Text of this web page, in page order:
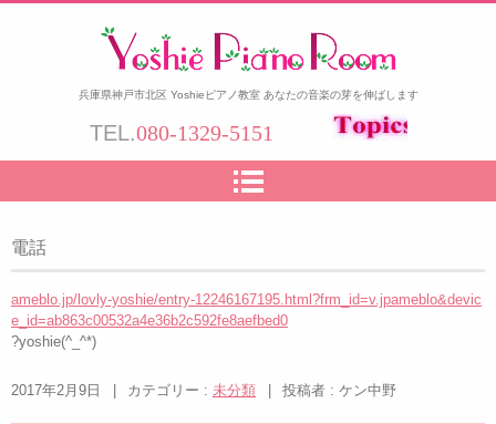
兵庫県神戸市北区 Yoshieピアノ教室 あなたの音楽の芽を伸ばします
TEL.080-1329-5151
電話
ameblo.jp/lovly-yoshie/entry-12246167195.html?frm_id=v.jpameblo&devic
e_id=ab863c00532a4e36b2c592fe8aefbed0
?yoshie(^_^*)
2017年2月9日 カテゴリー : 未分類 投稿者 : ケン中野